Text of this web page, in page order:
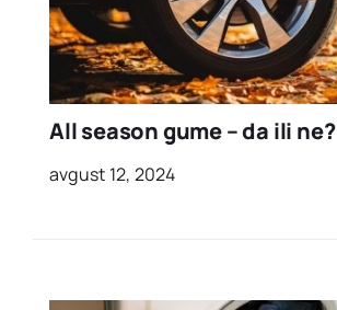
All season gume – da ili ne?
avgust 12, 2024